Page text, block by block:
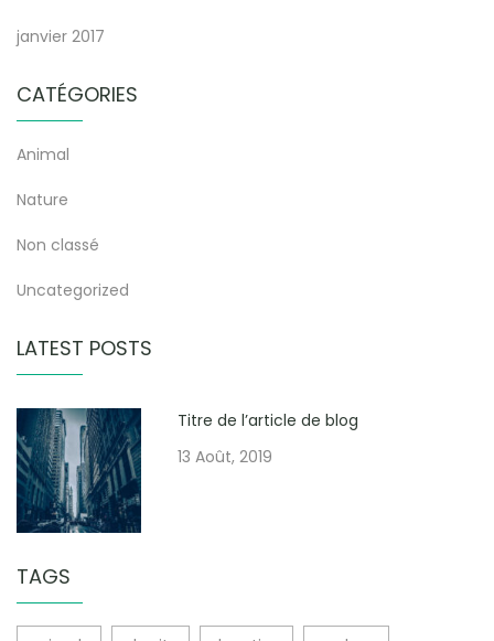
janvier 2017
CATÉGORIES
Animal
Nature
Non classé
Uncategorized
LATEST POSTS
Titre de l’article de blog
13 Août, 2019
TAGS